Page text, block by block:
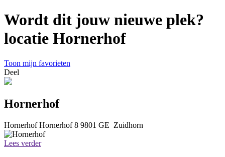
Wordt dit jouw nieuwe plek?
locatie Hornerhof
Toon mijn favorieten
Deel
Hornerhof
Hornerhof Hornerhof 8 9801 GE Zuidhorn
Lees verder